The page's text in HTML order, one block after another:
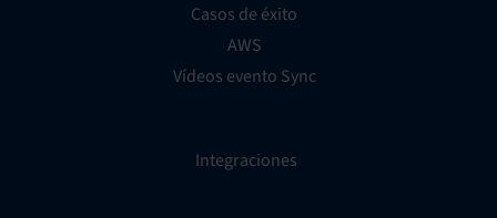
Casos de éxito
AWS
Vídeos evento Sync
Integraciones